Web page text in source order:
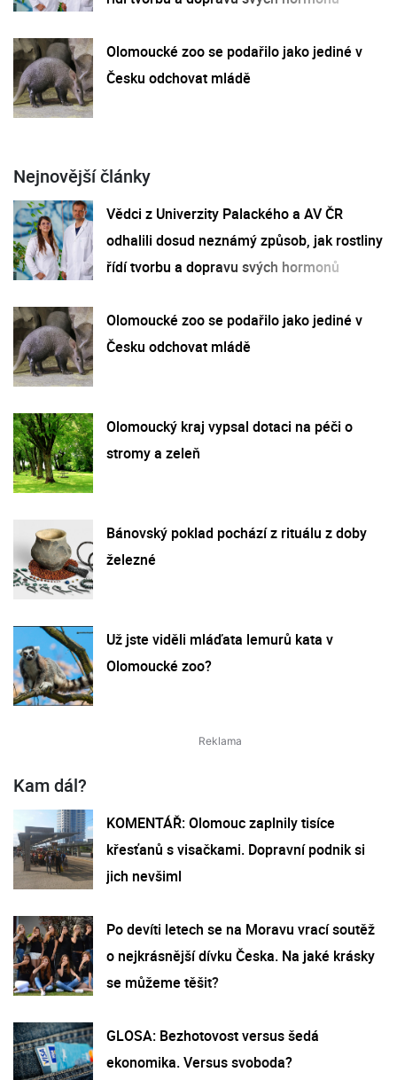
Olomoucké zoo se podařilo jako jediné v
Česku odchovat mládě
Nejnovější články
Vědci z Univerzity Palackého a AV ČR
odhalili dosud neznámý způsob, jak rostliny
řídí tvorbu a dopravu svých hormonů
Olomoucké zoo se podařilo jako jediné v
Česku odchovat mládě
Olomoucký kraj vypsal dotaci na péči o
stromy a zeleň
Bánovský poklad pochází z rituálu z doby
železné
Už jste viděli mláďata lemurů kata v
Olomoucké zoo?
Kam dál?
KOMENTÁŘ: Olomouc zaplnily tisíce
křesťanů s visačkami. Dopravní podnik si
jich nevšiml
Po devíti letech se na Moravu vrací soutěž
o nejkrásnější dívku Česka. Na jaké krásky
se můžeme těšit?
GLOSA: Bezhotovost versus šedá
ekonomika. Versus svoboda?